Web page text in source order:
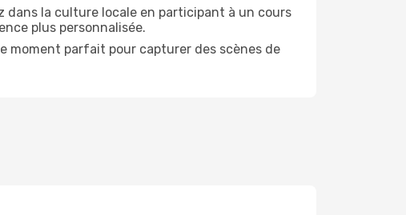
dans la culture locale en participant à un cours
plus personnalisée.
moment parfait pour capturer des scènes de